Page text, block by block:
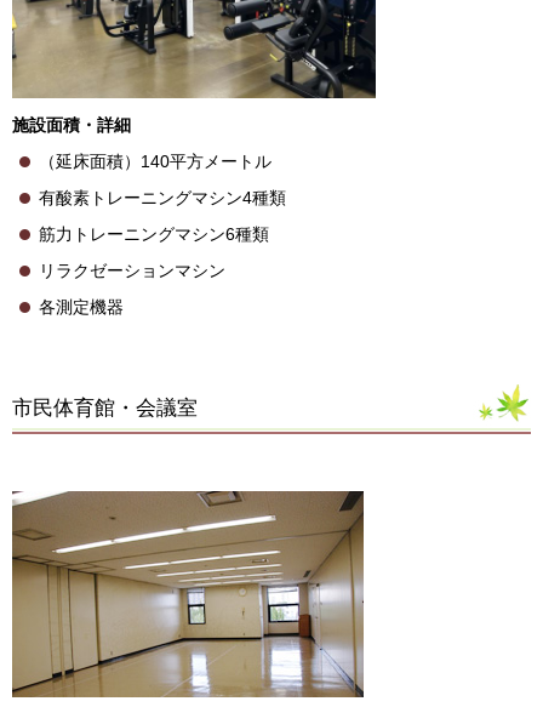
施設面積・詳細
（延床面積）140平方メートル
有酸素トレーニングマシン4種類
筋力トレーニングマシン6種類
リラクゼーションマシン
各測定機器
市民体育館・会議室